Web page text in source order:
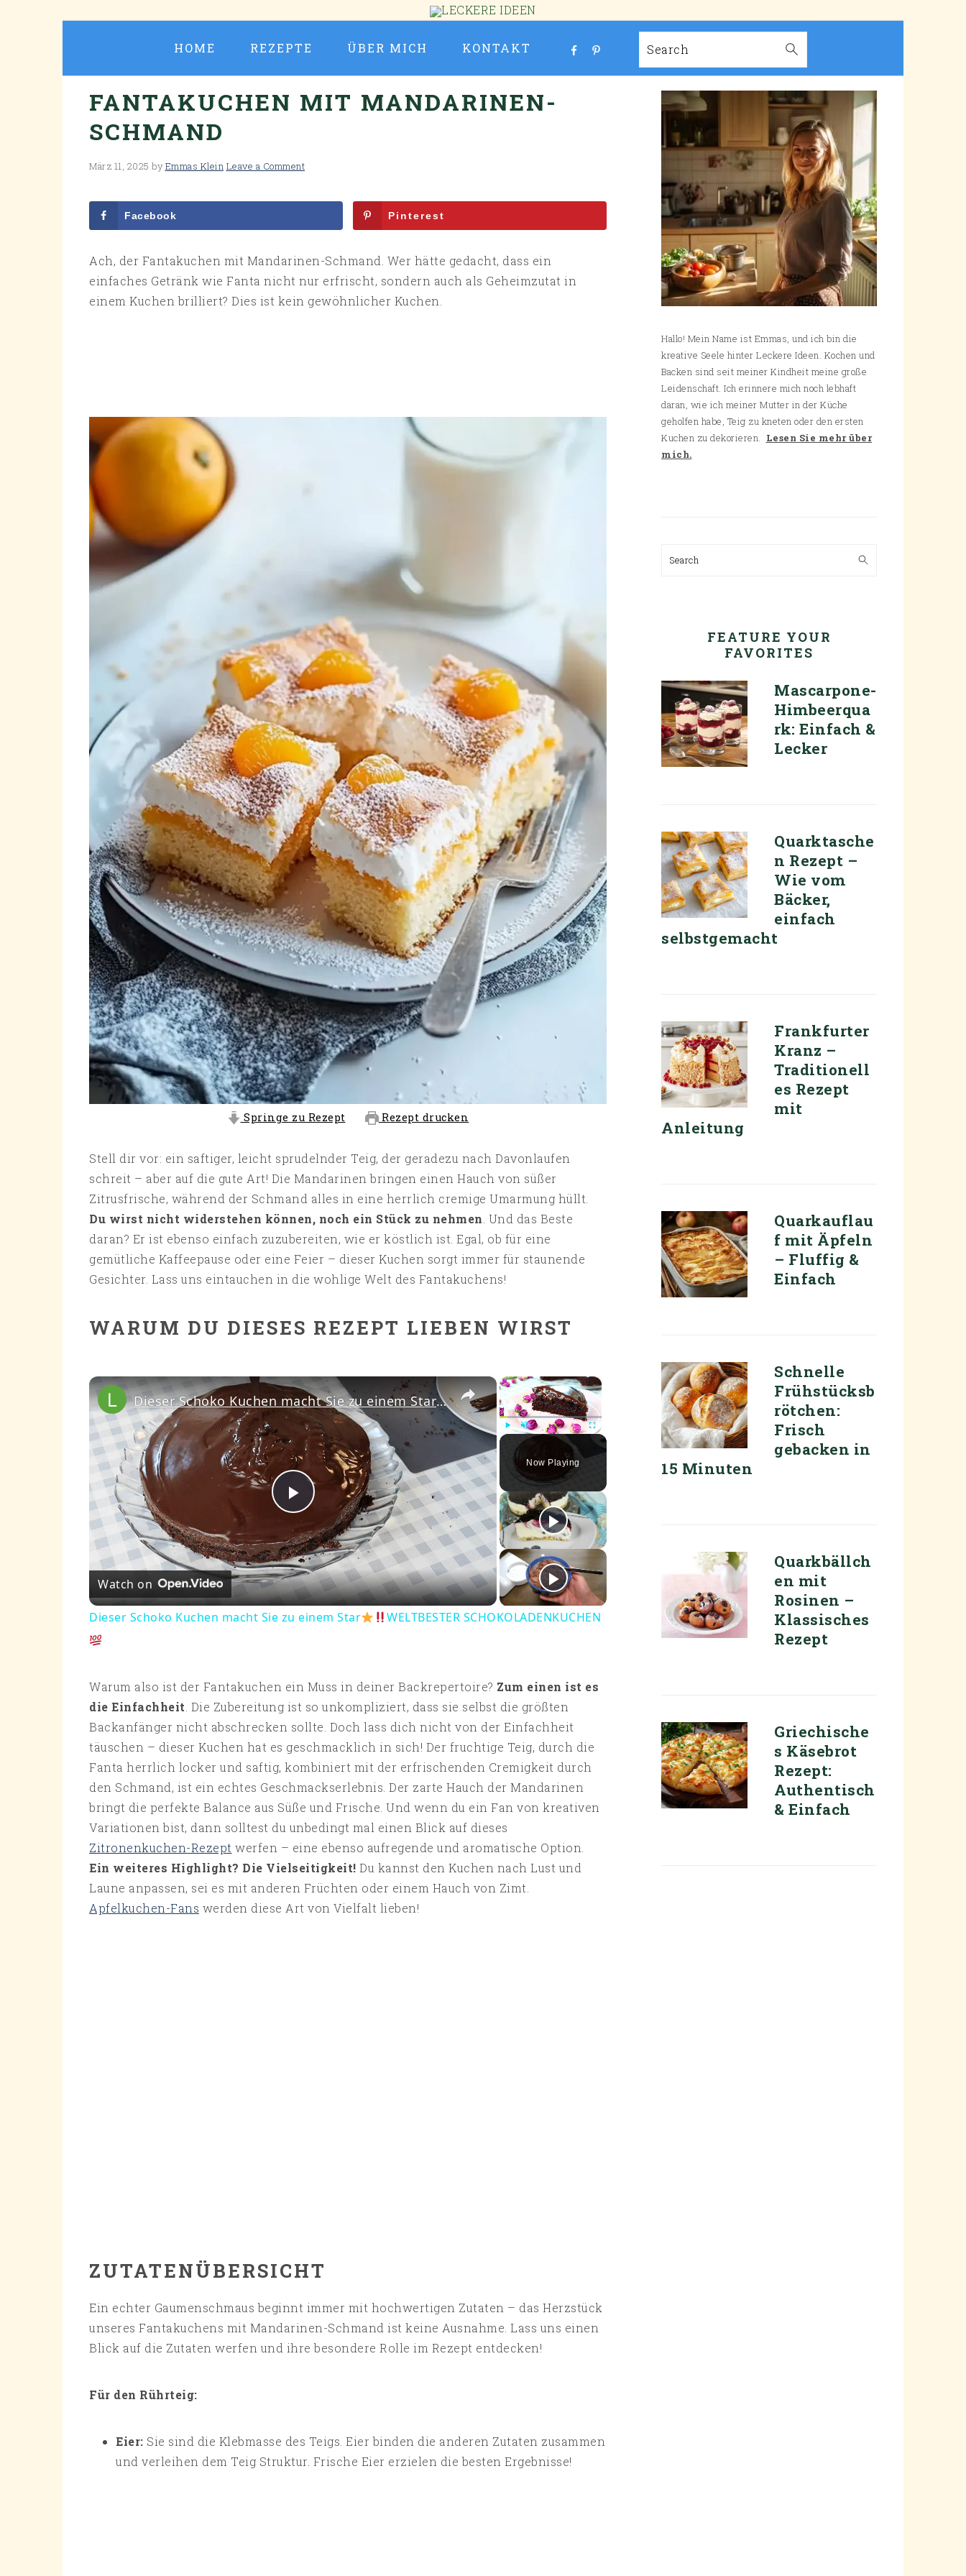
HOME REZEPTE ÜBER MICH KONTAKT Search
FANTAKUCHEN MIT MANDARINEN-
SCHMAND
März 11, 2025 byEmmas Klein Leave a Comment
Facebook Pinterest
Ach, der Fantakuchen mit Mandarinen-Schmand. Wer hätte gedacht, dass ein
einfaches Getränk wie Fanta nicht nur erfrischt, sondern auch als Geheimzutat in
einem Kuchen brilliert? Dies ist kein gewöhnlicher Kuchen.
Springe zu Rezept Rezept drucken
Stell dir vor: ein saftiger, leicht sprudelnder Teig, der geradezu nach Davonlaufen
schreit – aber auf die gute Art! Die Mandarinen bringen einen Hauch von süßer
Zitrusfrische, während der Schmand alles in eine herrlich cremige Umarmung hüllt.
Du wirst nicht widerstehen können, noch ein Stück zu nehmen. Und das Beste
daran? Er ist ebenso einfach zuzubereiten, wie er köstlich ist. Egal, ob für eine
gemütliche Kaffeepause oder eine Feier – dieser Kuchen sorgt immer für staunende
Gesichter. Lass uns eintauchen in die wohlige Welt des Fantakuchens!
WARUM DU DIESES REZEPT LIEBEN WIRST
×
PlayUnmute Fullscreen
Now Playing
×
Play
Video
Dieser Schoko Kuchen macht Sie zu einem Star WELTBESTER SCHOKOLADENKUCHEN
Watch on
Dieser Schoko Kuchen macht Sie zu einem Star WELTBESTER SCHOKOLADENKUCHEN
Warum also ist der Fantakuchen ein Muss in deiner Backrepertoire? Zum einen ist es
die Einfachheit. Die Zubereitung ist so unkompliziert, dass sie selbst die größten
Backanfänger nicht abschrecken sollte. Doch lass dich nicht von der Einfachheit
täuschen – dieser Kuchen hat es geschmacklich in sich! Der fruchtige Teig, durch die
Fanta herrlich locker und saftig, kombiniert mit der erfrischenden Cremigkeit durch
den Schmand, ist ein echtes Geschmackserlebnis. Der zarte Hauch der Mandarinen
bringt die perfekte Balance aus Süße und Frische. Und wenn du ein Fan von kreativen
Variationen bist, dann solltest du unbedingt mal einen Blick auf dieses
Zitronenkuchen-Rezept werfen – eine ebenso aufregende und aromatische Option.
Ein weiteres Highlight? Die Vielseitigkeit! Du kannst den Kuchen nach Lust und
Laune anpassen, sei es mit anderen Früchten oder einem Hauch von Zimt.
Apfelkuchen-Fans werden diese Art von Vielfalt lieben!
ZUTATENÜBERSICHT
Ein echter Gaumenschmaus beginnt immer mit hochwertigen Zutaten – das Herzstück
unseres Fantakuchens mit Mandarinen-Schmand ist keine Ausnahme. Lass uns einen
Blick auf die Zutaten werfen und ihre besondere Rolle im Rezept entdecken!
Für den Rührteig:
Eier: Sie sind die Klebmasse des Teigs. Eier binden die anderen Zutaten zusammen
und verleihen dem Teig Struktur. Frische Eier erzielen die besten Ergebnisse!
PRIMARY
SIDEBAR
Hallo! Mein Name ist Emmas, und ich bin die
kreative Seele hinter Leckere Ideen. Kochen und
Backen sind seit meiner Kindheit meine große
Leidenschaft. Ich erinnere mich noch lebhaft
daran, wie ich meiner Mutter in der Küche
geholfen habe, Teig zu kneten oder den ersten
Kuchen zu dekorieren. Lesen Sie mehr über
mich.
Search
FEATURE YOUR
FAVORITES
Mascarpone-
Himbeerqua
rk: Einfach &
Lecker
Quarktasche
n Rezept –
Wie vom
Bäcker,
einfach
selbstgemacht
Frankfurter
Kranz –
Traditionell
es Rezept
mit
Anleitung
Quarkauflau
f mit Äpfeln
– Fluffig &
Einfach
Schnelle
Frühstücksb
rötchen:
Frisch
gebacken in
15 Minuten
Quarkbällch
en mit
Rosinen –
Klassisches
Rezept
Griechische
s Käsebrot
Rezept:
Authentisch
& Einfach